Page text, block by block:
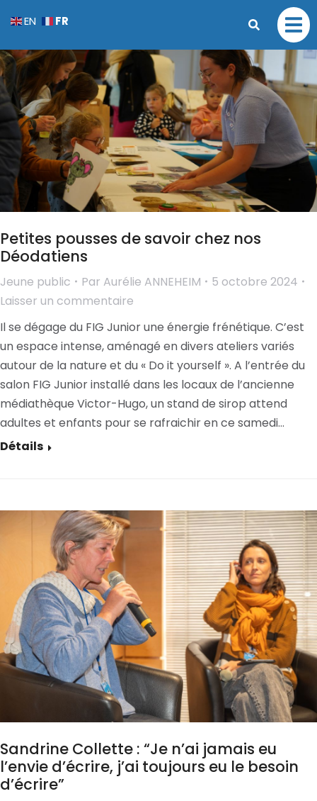
Petites pousses de savoir chez nos
Déodatiens
Jeune public Par Aurélie ANNEHEIM
5 octobre 2024
Laisser un commentaire
Il se dégage du FIG Junior une énergie frénétique. C’est
un espace intense, aménagé en divers ateliers variés
autour de la nature et du « Do it yourself ». A l’entrée du
salon FIG Junior installé dans les locaux de l’ancienne
médiathèque Victor-Hugo, un stand de sirop attend
adultes et enfants pour se rafraichir en ce samedi…
Détails
Sandrine Collette : “Je n’ai jamais eu
l’envie d’écrire, j’ai toujours eu le besoin
d’écrire”
EN FR